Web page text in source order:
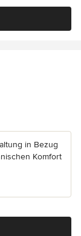
in Bezug
Komfort